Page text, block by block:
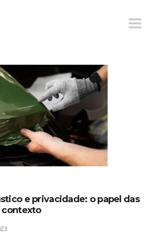
e privacidade: o papel das
contexto